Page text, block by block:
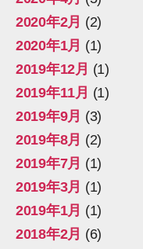
2020年2月 (2)
2020年1月 (1)
2019年12月 (1)
2019年11月 (1)
2019年9月 (3)
2019年8月 (2)
2019年7月 (1)
2019年3月 (1)
2019年1月 (1)
2018年2月 (6)